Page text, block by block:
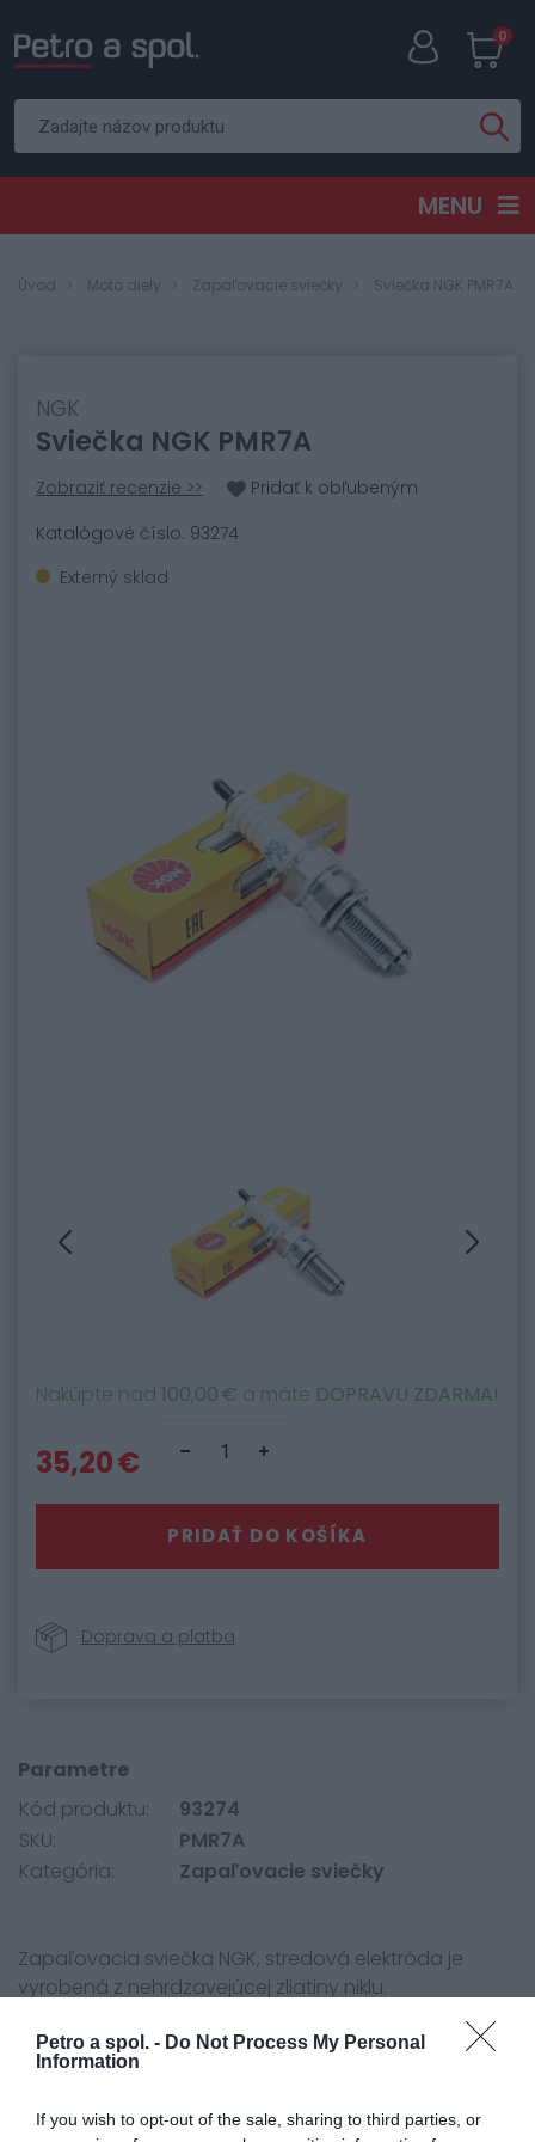
Petro a spol. - Do Not Process My Personal
Information
If you wish to opt-out of the sale, sharing to third parties, or
0
MENU
Úvod Moto diely Zapaľovacie sviečky Sviečka NGK PMR7A
NGK
Sviečka NGK PMR7A
Zobraziť recenzie >>
Pridať k obľubeným
Katalógové číslo: 93274
Externý sklad
Nakúpte nad 100,00 € a máte DOPRAVU ZDARMA!
35,20 €
PRIDAŤ DO KOŠÍKA
Doprava a platba
Parametre
Kód produktu:
93274
SKU:
PMR7A
Kategória:
Zapaľovacie sviečky
Zapaľovacia sviečka NGK, stredová elektróda je
vyrobená z nehrdzavejúcej zliatiny niklu.